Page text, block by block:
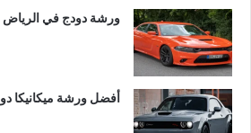
ورشة دودج في الرياض
أفضل ورشة ميكانيكا